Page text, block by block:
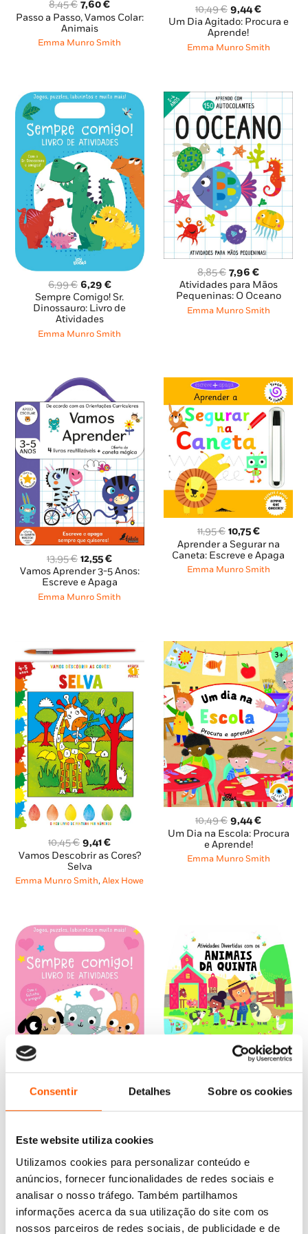
Consentir Detalhes Sobre os cookies
Este website utiliza cookies
Utilizamos cookies para personalizar conteúdo e
anúncios, fornecer funcionalidades de redes sociais e
analisar o nosso tráfego. Também partilhamos
informações acerca da sua utilização do site com os
nossos parceiros de redes sociais, de publicidade e de
8,45€ O
preço
original
era:
7,60€O
preço
é:
Passo a Passo, Vamos Colar:
Animais
Emma Munro Smith
10,49€ O
preço
original
era:
9,44€O
preço
é:
Um Dia Agitado: Procura e
Aprende!
Emma Munro Smith
6,99€ O
preço
original
era:
6,99 €.
6,29 €O
preço
atual
6,29 €.
Sempre Comigo! Sr.
Dinossauro: Livro de
Atividades
Emma Munro Smith
8,85€ O
preço
original
era:
7,96€O
preço
atual
é:
Atividades para Mãos
Pequeninas: O Oceano
Emma Munro Smith
13,95€ O
preço
original
era:
12,55€O
preço
atual
é:
Vamos Aprender 3-5 Anos:
Escreve e Apaga
Emma Munro Smith
11,95€ O
preço
original
era:
10,75€O
preço
atual
é:
Aprender a Segurar na
Caneta: Escreve e Apaga
Emma Munro Smith
10,45€ O
preço
original
era:
9,41€O
preço
é:
Vamos Descobrir as Cores?
Selva
Emma Munro Smith,Alex Howe
10,49€ O
preço
original
era:
9,44€O
preço
é:
Um Dia na Escola: Procura
e Aprende!
Emma Munro Smith
original
6,99 €.
atual
6,29 €.
Livro de Atividades
Emma Munro Smith
preço
original
era:
8,85 €.
7,96€O
preço
atual
é:
7,96 €.
Atividades Divertidas com
os Animais da Quinta